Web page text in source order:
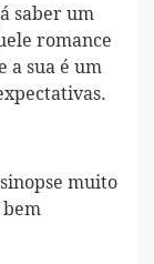
saber um
romance
a sua é um
muito